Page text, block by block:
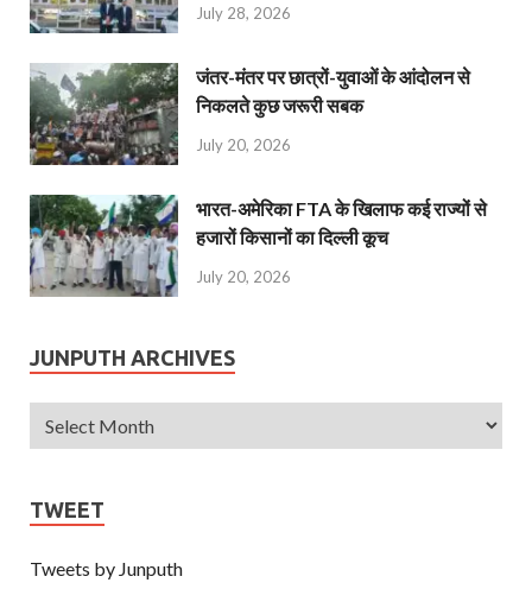
July 28, 2026
जंतर-मंतर पर छात्रों-युवाओं के आंदोलन से
निकलते कुछ जरूरी सबक
July 20, 2026
भारत-अमेरिका FTA के खिलाफ कई राज्यों से
हजारों किसानों का दिल्ली कूच
July 20, 2026
JUNPUTH ARCHIVES
TWEET
Tweets by Junputh